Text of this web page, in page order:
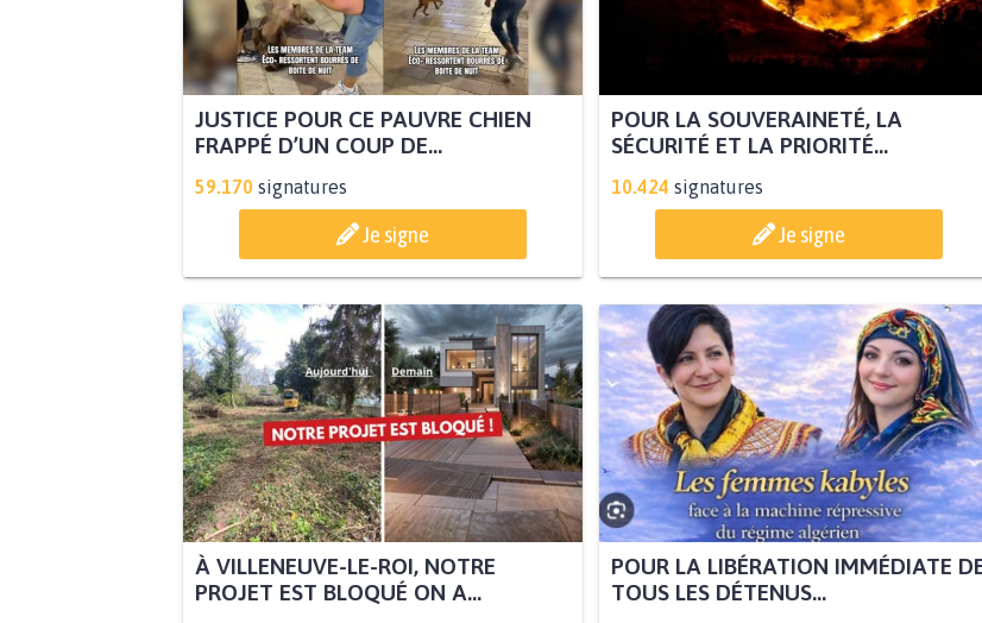
JUSTICE POUR CE PAUVRE CHIEN
FRAPPÉ D’UN COUP DE...
59.170 signatures
Je signe
POUR LA SOUVERAINETÉ, LA
SÉCURITÉ ET LA PRIORITÉ...
10.424 signatures
Je signe
À VILLENEUVE-LE-ROI, NOTRE
PROJET EST BLOQUÉ ON A...
POUR LA LIBÉRATION IMMÉDIATE
TOUS LES DÉTENUS...